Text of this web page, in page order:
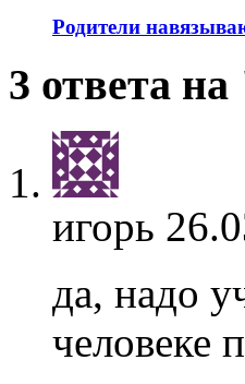
Родители
3 ответа
игорь
да, надо
человеке